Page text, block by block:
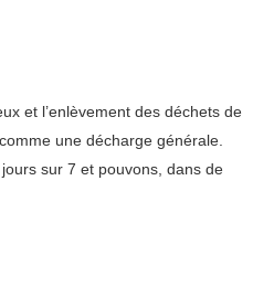
et l’enlèvement des déchets de
une décharge générale.
sur 7 et pouvons, dans de